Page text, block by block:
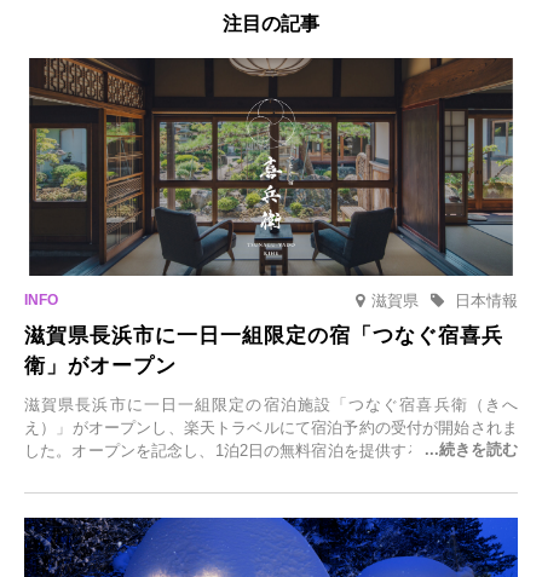
注目の記事
滋賀県 日本情報
滋賀県長浜市に一日一組限定の宿「つなぐ宿喜兵
衛」がオープン
滋賀県長浜市に一日一組限定の宿泊施設「つなぐ宿喜兵衛（きへ
え）」がオープンし、楽天トラベルにて宿泊予約の受付が開始されま
した。オープンを記念し、1泊2日の無料宿泊を提供するキャンペーン
一組限定の宿だからこそ叶う、大切な人との特別な時間を体験いただ
けます。